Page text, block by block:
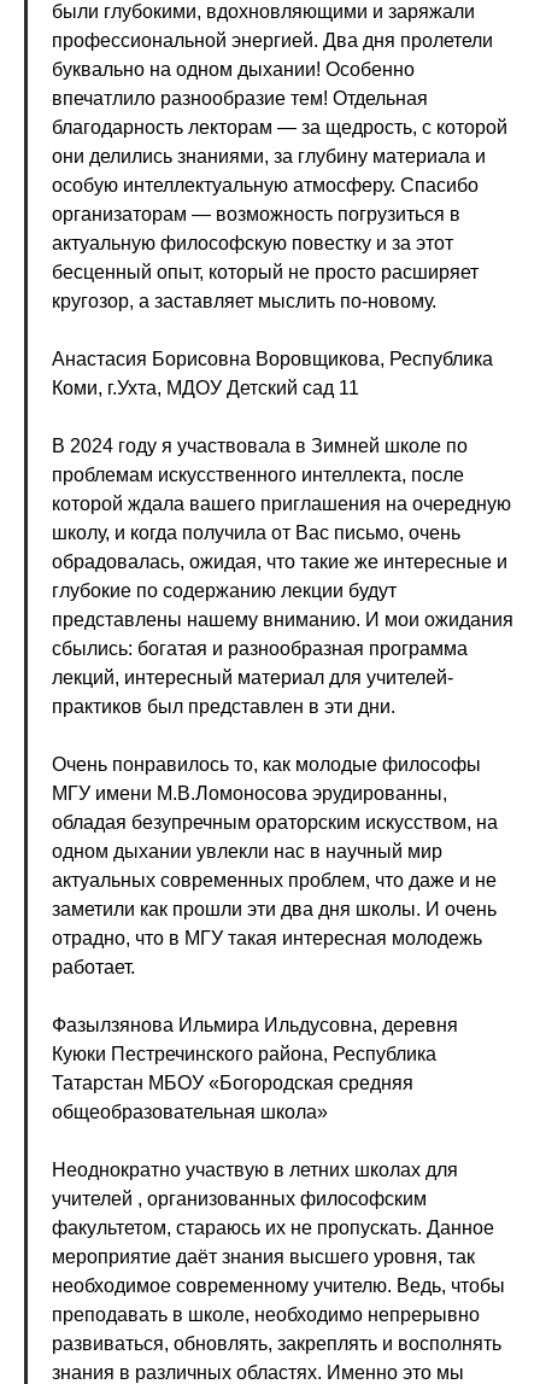
были глубокими, вдохновляющими и заряжали
профессиональной энергией. Два дня пролетели
буквально на одном дыхании! Особенно
впечатлило разнообразие тем! Отдельная
благодарность лекторам — за щедрость, с которой
они делились знаниями, за глубину материала и
особую интеллектуальную атмосферу. Спасибо
организаторам — возможность погрузиться в
актуальную философскую повестку и за этот
бесценный опыт, который не просто расширяет
кругозор, а заставляет мыслить по-новому.
Анастасия Борисовна Воровщикова, Республика
Коми, г.Ухта, МДОУ Детский сад 11
В 2024 году я участвовала в Зимней школе по
проблемам искусственного интеллекта, после
которой ждала вашего приглашения на очередную
школу, и когда получила от Вас письмо, очень
обрадовалась, ожидая, что такие же интересные и
глубокие по содержанию лекции будут
представлены нашему вниманию. И мои ожидания
сбылись: богатая и разнообразная программа
лекций, интересный материал для учителей-
практиков был представлен в эти дни.
Очень понравилось то, как молодые философы
МГУ имени М.В.Ломоносова эрудированны,
обладая безупречным ораторским искусством, на
одном дыхании увлекли нас в научный мир
актуальных современных проблем, что даже и не
заметили как прошли эти два дня школы. И очень
отрадно, что в МГУ такая интересная молодежь
работает.
Фазылзянова Ильмира Ильдусовна, деревня
Куюки Пестречинского района, Республика
Татарстан МБОУ «Богородская средняя
общеобразовательная школа»
Неоднократно участвую в летних школах для
учителей , организованных философским
факультетом, стараюсь их не пропускать. Данное
мероприятие даёт знания высшего уровня, так
необходимое современному учителю. Ведь, чтобы
преподавать в школе, необходимо непрерывно
развиваться, обновлять, закреплять и восполнять
знания в различных областях. Именно это мы